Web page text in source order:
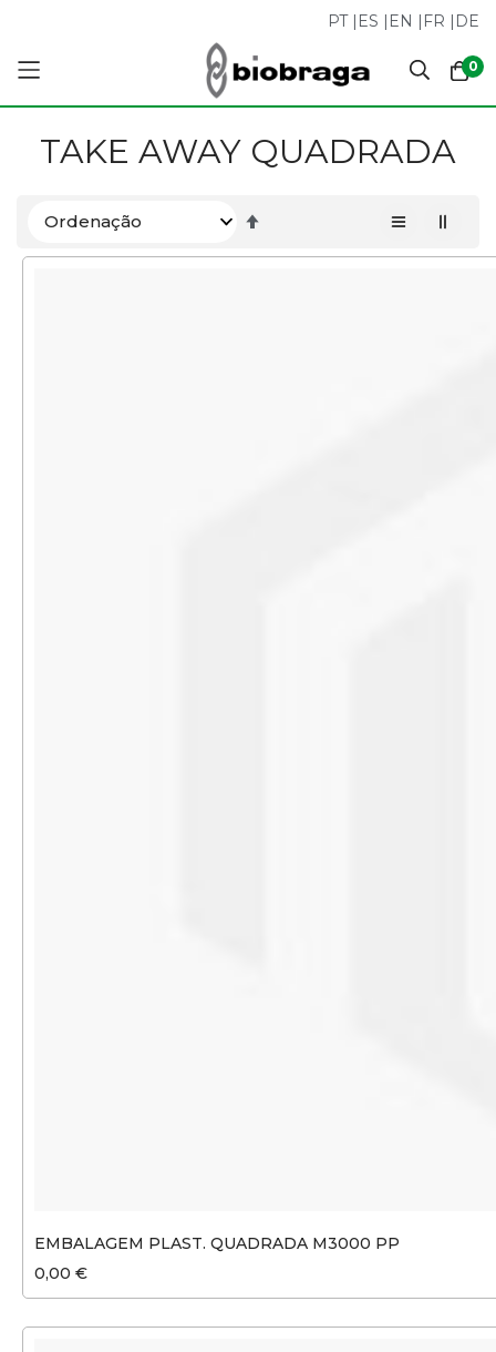
PT| ES | EN | FR | DE
0
paraTAKE AWAY QUADRADA
EMBALAGEM PLAST. QUADRADA M3000 PP
0,00 €